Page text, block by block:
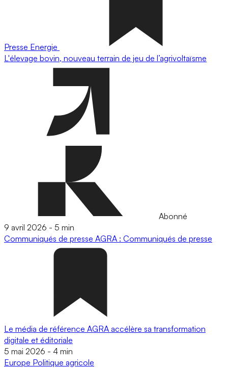
Presse Energie
L'élevage bovin, nouveau terrain de jeu de l’agrivoltaïsme
Abonné
9 avril 2026 - 5 min
Communiqués de presse AGRA : Communiqués de presse
Le média de référence AGRA accélère sa transformation
digitale et éditoriale
5 mai 2026 - 4 min
Europe Politique agricole